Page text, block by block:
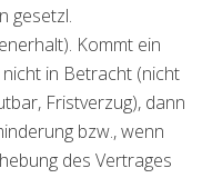
gesetzl.
Kommt ein
in Betracht (nicht
Fristverzug), dann
bzw., wenn
des Vertrages